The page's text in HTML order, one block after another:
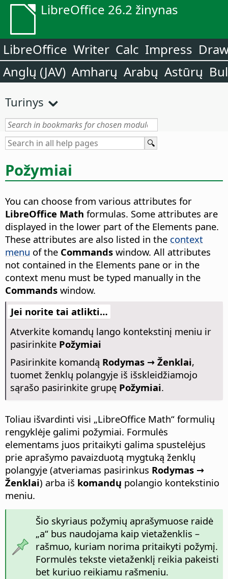
LibreOffice 26.2 žinynas
LibreOffice Writer Calc Impress
Anglų (JAV) Amharų Arabų Astūrų
Turinys
Požymiai
You can choose from various attributes for
LibreOffice Math formulas. Some attributes are
displayed in the lower part of the Elements pane.
These attributes are also listed in the context
menu of the Commands window. All attributes
not contained in the Elements pane or in the
context menu must be typed manually in the
Commands window.
Jei norite tai atlikti…
Atverkite komandų lango kontekstinį meniu ir
pasirinkite Požymiai
Pasirinkite komandą Rodymas → Ženklai,
tuomet ženklų polangyje iš išskleidžiamojo
sąrašo pasirinkite grupę Požymiai.
Toliau išvardinti visi „LibreOffice Math“ formulių
rengyklėje galimi požymiai. Formulės
elementams juos pritaikyti galima spustelėjus
prie aprašymo pavaizduotą mygtuką ženklų
polangyje (atveriamas pasirinkus Rodymas →
Ženklai) arba iš komandų polangio kontekstinio
meniu.
Šio skyriaus požymių aprašymuose raidė
„a“ bus naudojama kaip vietaženklis –
rašmuo, kuriam norima pritaikyti požymį.
Formulės tekste vietaženklį reikia pakeisti
bet kuriuo reikiamu rašmeniu.